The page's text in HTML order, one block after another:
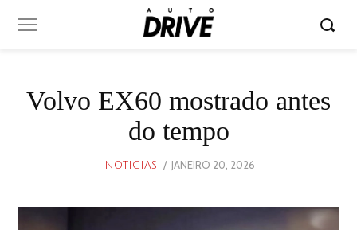
Volvo EX60 mostrado antes
do tempo
NOTICIAS
POSTED
JANEIRO 20, 2026